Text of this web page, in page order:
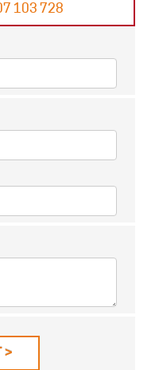
103 728